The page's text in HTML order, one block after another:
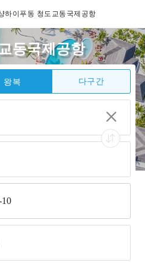
하이푸동 청도교동국제공항
동국제공항
왕복 다구간
10